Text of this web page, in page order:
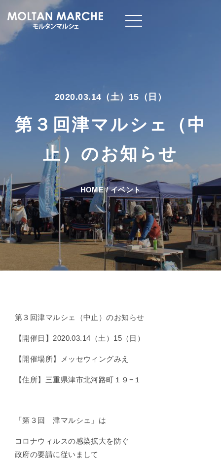
2020.03.14（土）15（日）
第３回津マルシェ（中
止）のお知らせ
HOME/イベント
第３回津マルシェ（中止）のお知らせ
【開催日】2020.03.14（土）15（日）
【開催場所】メッセウィングみえ
【住所】三重県津市北河路町１９−１
「第３回 津マルシェ」は
コロナウィルスの感染拡大を防ぐ
政府の要請に従いまして